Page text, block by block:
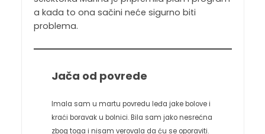
a kada to ona sačini neće sigurno biti
problema.
Jača od povrede
Imala sam u martu povredu leđa jake bolove i
kraći boravak u bolnici. Bila sam jako nesrećna
zbog toga i nisam verovala da ću se oporaviti.